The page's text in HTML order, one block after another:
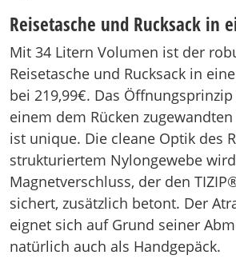
Reisetasche und Rucksack in
Mit 34 Litern Volumen ist der
Reisetasche und Rucksack in
bei 219,99€. Das
einem dem Rücken
ist unique. Die cleane Optik des
strukturiertem Nylongewebe
Magnetverschluss, der den
sichert, zusätzlich betont. Der
eignet sich auf Grund seiner
natürlich auch als Handgepäck.